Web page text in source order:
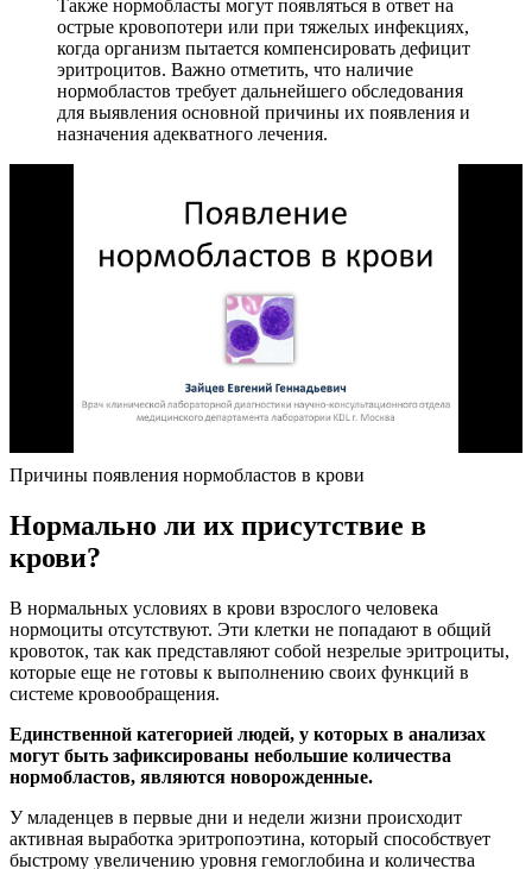
Также нормобласты могут появляться в ответ на
острые кровопотери или при тяжелых инфекциях,
когда организм пытается компенсировать дефицит
эритроцитов. Важно отметить, что наличие
нормобластов требует дальнейшего обследования
для выявления основной причины их появления и
назначения адекватного лечения.
Причины появления нормобластов в крови
Нормально ли их присутствие в
крови?
В нормальных условиях в крови взрослого человека
нормоциты отсутствуют. Эти клетки не попадают в общий
кровоток, так как представляют собой незрелые эритроциты,
которые еще не готовы к выполнению своих функций в
системе кровообращения.
Единственной категорией людей, у которых в анализах
могут быть зафиксированы небольшие количества
нормобластов, являются новорожденные.
У младенцев в первые дни и недели жизни происходит
активная выработка эритропоэтина, который способствует
быстрому увеличению уровня гемоглобина и количества